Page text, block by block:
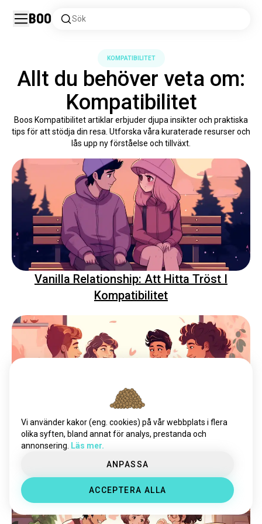
Boo Sök
KOMPATIBILITET
Allt du behöver veta om:
Kompatibilitet
Boos Kompatibilitet artiklar erbjuder djupa insikter och praktiska
tips för att stödja din resa. Utforska våra kuraterade resurser och
lås upp ny förståelse och tillväxt.
Vanilla Relationship: Att Hitta Tröst I
Kompatibilitet
Rotationsdejting: Upptäck djupare
kopplingar genom personlighet
Vi använder kakor (eng. cookies) på vår webbplats i flera
olika syften, bland annat för analys, prestanda och
annonsering.
Läs mer.
ANPASSA
ACCEPTERA ALLA